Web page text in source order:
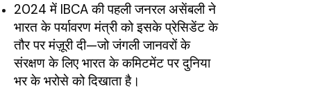
2024 में IBCA की पहली जनरल असेंबली ने
भारत के पर्यावरण मंत्री को इसके प्रेसिडेंट के
तौर पर मंज़ूरी दी—जो जंगली जानवरों के
संरक्षण के लिए भारत के कमिटमेंट पर दुनिया
भर के भरोसे को दिखाता है।